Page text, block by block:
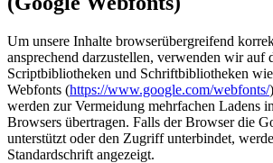
Um unsere Inhalte browserübergreifend
ansprechend darzustellen, verwenden wir auf
Scriptbibliotheken und Schriftbibliotheken
Webfonts (https://www.google.com/webfonts/
werden zur Vermeidung mehrfachen Ladens
Browsers übertragen. Falls der Browser die
unterstützt oder den Zugriff unterbindet,
Standardschrift angezeigt.